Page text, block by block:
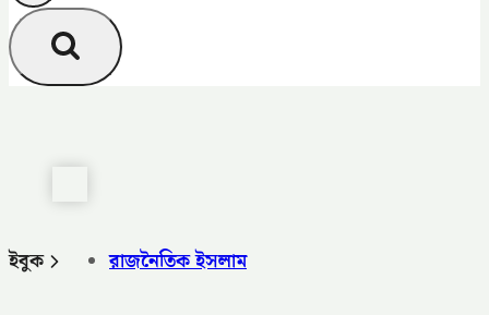
ইবুক রাজনৈতিক ইসলাম